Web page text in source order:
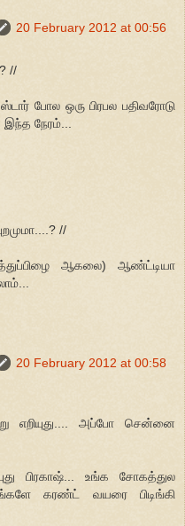
20 February 2012 at 00:56
//
போல ஒரு பிரபல பதிவரோடு
நேரம்...
//
ஆகலை) ஆண்ட்டியா
20 February 2012 at 00:58
எறியுது.... அப்போ சென்னை
பிரகாஷ்... உங்க சோகத்துல
கரண்ட் வயரை பிடிங்கி